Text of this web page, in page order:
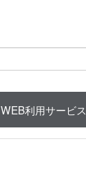
WEB利用サービス